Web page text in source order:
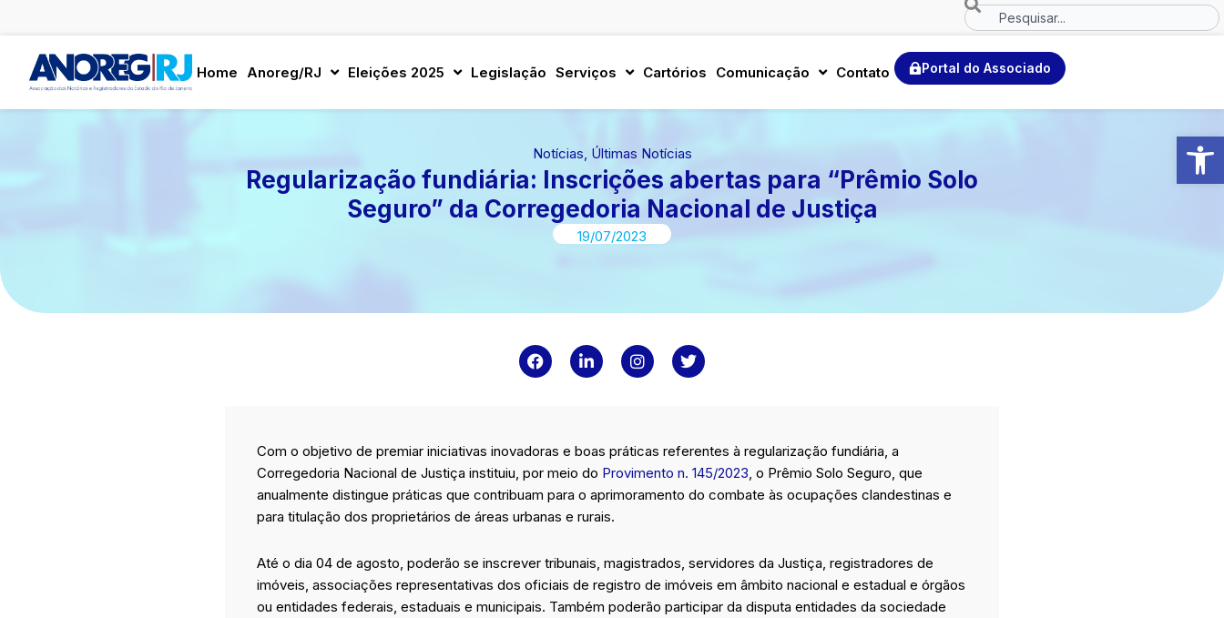
Abrir
Search
Home Anoreg/RJ Eleições 2025 Legislação Serviços Cartórios Comunicação Contato Portal do Associado
Notícias, Últimas Notícias
Regularização fundiária: Inscrições abertas para “Prêmio Solo
Seguro” da Corregedoria Nacional de Justiça
19/07/2023
F
a
o
k
L
i
i
n
I
n
r
a
m
T
w
r
Com o objetivo de premiar iniciativas inovadoras e boas práticas referentes à regularização fundiária, a
Corregedoria Nacional de Justiça instituiu, por meio do Provimento n. 145/2023, o Prêmio Solo Seguro, que
anualmente distingue práticas que contribuam para o aprimoramento do combate às ocupações clandestinas e
para titulação dos proprietários de áreas urbanas e rurais.
Até o dia 04 de agosto, poderão se inscrever tribunais, magistrados, servidores da Justiça, registradores de
imóveis, associações representativas dos oficiais de registro de imóveis em âmbito nacional e estadual e órgãos
ou entidades federais, estaduais e municipais. Também poderão participar da disputa entidades da sociedade